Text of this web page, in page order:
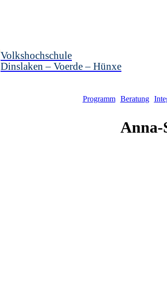
Volkshochschule
Dinslaken – Voerde – Hünxe
Programm Beratung
Anna-